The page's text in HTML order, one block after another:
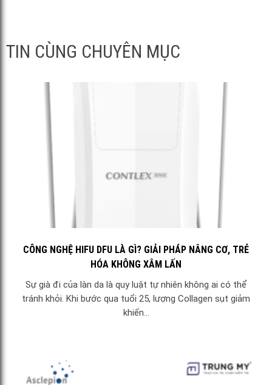
TIN CÙNG CHUYÊN MỤC
CÔNG NGHỆ HIFU DFU LÀ GÌ? GIẢI PHÁP NÂNG CƠ, TRẺ
HÓA KHÔNG XÂM LẤN
Sự già đi của làn da là quy luật tự nhiên không ai có thể
tránh khỏi. Khi bước qua tuổi 25, lượng Collagen sụt giảm
khiến...